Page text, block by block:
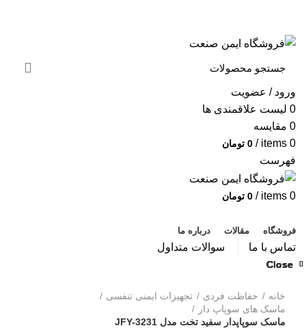
ورود / عضویت
0 لیست علاقمندی ها
0 مقایسه
0
items
/
0 تومان
فهرست
0
items
/
0 تومان
فروشگاه مقالات درباره ما
تماس با ما سوالات متداول
خانه حفاظت فردی
تجهیزات ایمنی تنفسی
ماسک های سوپاپ دار
ماسک سوپاپدار سفید تخت مدل JFY-3231
Close
Close
Close
Close
Close
Close
Close
Close